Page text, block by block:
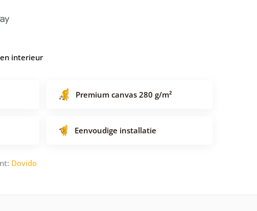
interieur
Premium canvas 280 g/m²
Eenvoudige installatie
Dovido